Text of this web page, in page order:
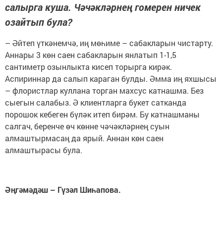
салырга куша. Чәчәкләрнең гомерен ничек
озайтып була?
– Әйтеп үткәнемчә, иң мөһиме – сабакларын чистарту.
Аннары 3 көн саен сабакларын янлатып 1-1,5
сантиметр озынлыкта кисеп торырга кирәк.
Аспириннар да салып караган булды. Әмма иң яхшысы
– флористлар куллана торган махсус катнашма. Без
сыегын салабыз. Ә клиентларга букет сатканда
порошок кебеген бүләк итеп бирәм. Бу катнашманы
салгач, беренче өч көнне чәчәкләрнең суын
алмаштырмасаң да ярый. Аннан көн саен
алмаштырасы була.
Әңгәмәдәш – Гүзәл Шиһапова.